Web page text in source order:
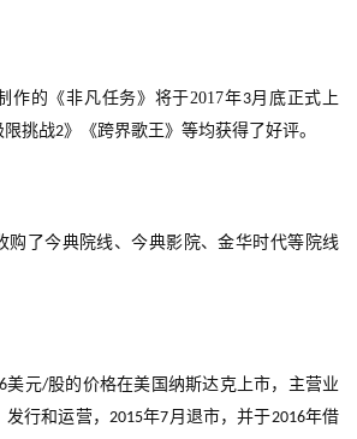
作的《非凡任务》将于2017年3月底正式上
限挑战2》《跨界歌王》等均获得了好评。
购了今典院线、今典影院、金华时代等院线
美元/股的价格在美国纳斯达克上市，主营业
行和运营， 2015年7月退市，并于2016年借